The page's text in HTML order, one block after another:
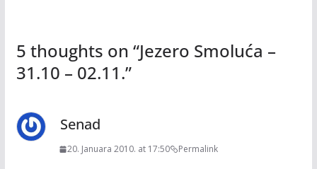
5 thoughts on “Jezero Smoluća –
31.10 – 02.11.”
Senad
20. Januara 2010. at 17:50 Permalink